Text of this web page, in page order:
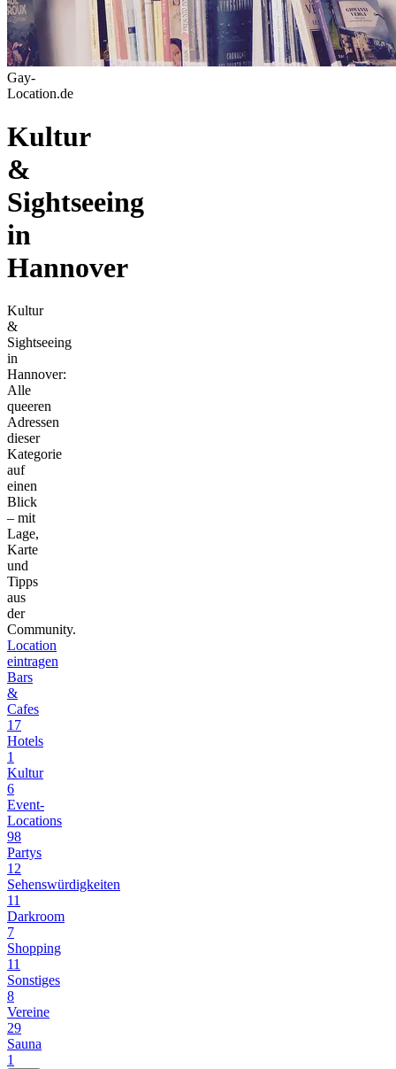
Gay-
Location.de
Kultur
&
Sightseeing
in
Hannover
Kultur
&
Sightseeing
in
Hannover:
Alle
queeren
Adressen
dieser
Kategorie
auf
einen
Blick
– mit
Lage,
Karte
und
Tipps
aus
der
Community.
Location
eintragen
Bars
&
Cafes
17
Hotels
1
Kultur
6
Event-
Locations
98
Partys
12
Sehenswürdigkeiten
11
Darkroom
7
Shopping
11
Sonstiges
8
Vereine
29
Sauna
1